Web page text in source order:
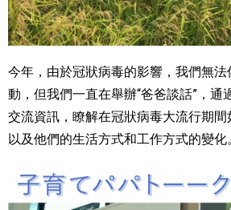
今年，由於冠狀病毒的影響，我們無
動，但我們一直在舉辦“爸爸談話”，通
交流資訊，瞭解在冠狀病毒大流行期
以及他們的生活方式和工作方式的變化